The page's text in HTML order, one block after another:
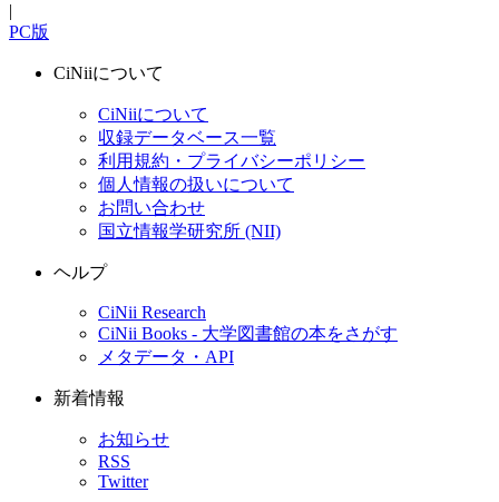
|
PC版
CiNiiについて
CiNiiについて
収録データベース一覧
利用規約・プライバシーポリシー
個人情報の扱いについて
お問い合わせ
国立情報学研究所 (NII)
ヘルプ
CiNii Research
CiNii Books - 大学図書館の本をさがす
メタデータ・API
新着情報
お知らせ
RSS
Twitter